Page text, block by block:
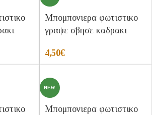
Μπομπονιερα φωτιστικο
γραψε σβησε καδρακι
4,50€
NEW
Μπομπονιερα φωτιστικο